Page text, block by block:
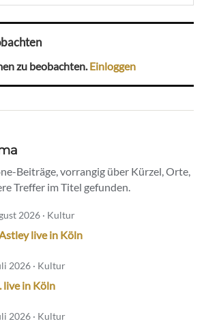
zu beobachten.Einloggen
Beiträge, vorrangig über Kürzel, Orte,
Treffer im Titel gefunden.
2026 · Kultur
live in Köln
2026 · Kultur
live in Köln
2026 · Kultur